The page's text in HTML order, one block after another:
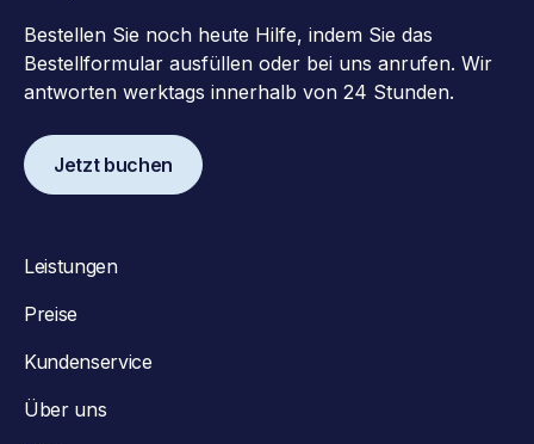
Bestellen Sie noch heute Hilfe, indem Sie das
Bestellformular ausfüllen oder bei uns anrufen. Wir
antworten werktags innerhalb von 24 Stunden.
Jetzt buchen
Leistungen
Preise
Kundenservice
Über uns